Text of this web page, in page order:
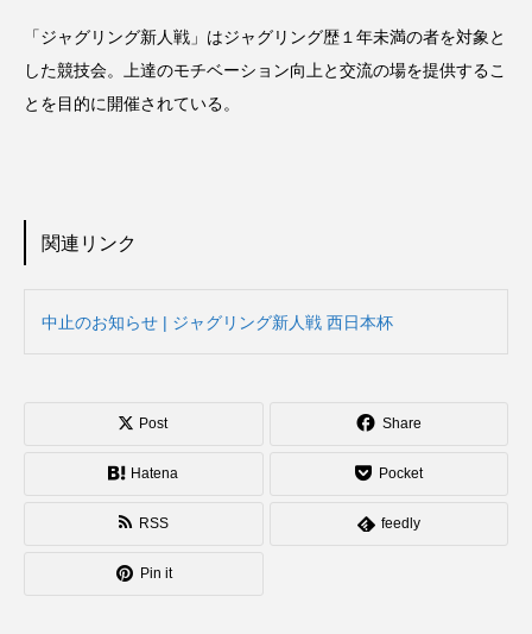
「ジャグリング新人戦」はジャグリング歴１年未満の者を対象と
した競技会。上達のモチベーション向上と交流の場を提供するこ
とを目的に開催されている。
関連リンク
中止のお知らせ | ジャグリング新人戦 西日本杯
Post Share
Hatena Pocket
RSS feedly
Pin it